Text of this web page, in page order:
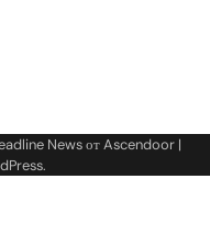
News отAscendoor |
.